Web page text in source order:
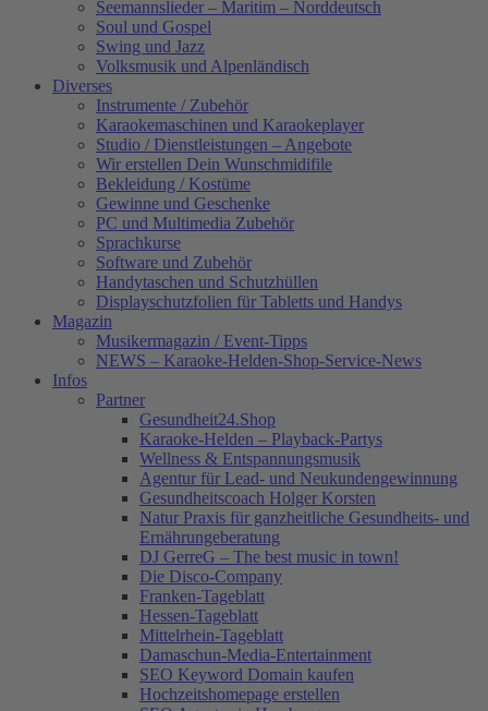
Seemannslieder – Maritim – Norddeutsch
Soul und Gospel
Swing und Jazz
Volksmusik und Alpenländisch
Diverses
Instrumente / Zubehör
Karaokemaschinen und Karaokeplayer
Studio / Dienstleistungen – Angebote
Wir erstellen Dein Wunschmidifile
Bekleidung / Kostüme
Gewinne und Geschenke
PC und Multimedia Zubehör
Sprachkurse
Software und Zubehör
Handytaschen und Schutzhüllen
Displayschutzfolien für Tabletts und Handys
Magazin
Musikermagazin / Event-Tipps
NEWS – Karaoke-Helden-Shop-Service-News
Infos
Partner
Gesundheit24.Shop
Karaoke-Helden – Playback-Partys
Wellness & Entspannungsmusik
Agentur für Lead- und Neukundengewinnung
Gesundheitscoach Holger Korsten
Natur Praxis für ganzheitliche Gesundheits- und
Ernährungeberatung
DJ GerreG – The best music in town!
Die Disco-Company
Franken-Tageblatt
Hessen-Tageblatt
Mittelrhein-Tageblatt
Damaschun-Media-Entertainment
SEO Keyword Domain kaufen
Hochzeitshomepage erstellen